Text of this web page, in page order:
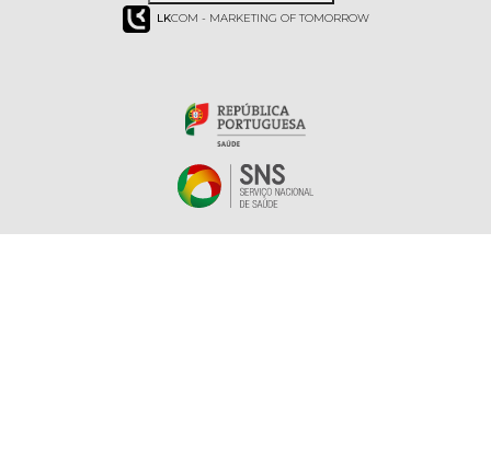
LKCOM - MARKETING OF TOMORROW